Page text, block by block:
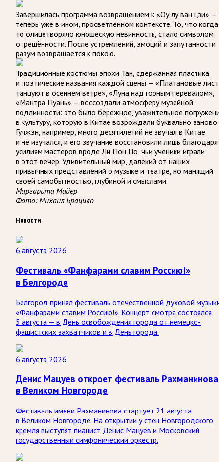
Завершилась программа возвращением к «Оу лу ван цзи» —
теперь уже в ином, просветлённом контексте. То, что
то олицетворяло юношескую невинность, стало символом
отрешённости. После устремлений, эмоций и запутанности
разум возвращается к покою.
Традиционные костюмы эпохи Тан, сдержанная пластика
и поэтические названия каждой сцены — «Платановые
танцуют в осеннем ветре», «Луна над горным перевалом»,
«Мантра Пуань» — воссоздали атмосферу музейной
подлинности: это было бережное, уважительное
в культуру, которую в Китае возрождали буквально заново.
Гучжэн, например, много десятилетий не звучал в Китае
и не изучался, и его звучание восстановили лишь благодаря
усилиям мастеров вроде Ли Пон По, чьи ученики играли
в этот вечер. Удивительный мир, далёкий от наших
привычных представлений о музыке и театре, но манящий
своей самобытностью, глубиной и смыслами.
Маргарита Майер
Фото: Михаил Брацило
Новости
6 августа 2026
Фестиваль «Фанфарами славим Россию!»
в Белгороде
Белгород принял фестиваль отечественной духовой
«Фанфарами славим Россию!». Концерт смотра состоялся
5 августа — в День освобождения города от немецко-
фашистских захватчиков и в День города.
6 августа 2026
Денис Мацуев откроет фестиваль Рахманинова
в Великом Новгороде
Фестиваль имени Рахманинова стартует 21 августа
в Великом Новгороде. На открытии у стен Новгородского
кремля выступят пианист Денис Мацуев и Московский
государственный симфонический оркестр.